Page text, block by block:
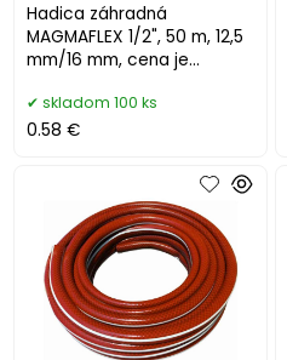
Hadica záhradná
MAGMAFLEX 1/2", 50 m, 12,5
mm/16 mm, cena je
skladom 100 ks
0.58 €